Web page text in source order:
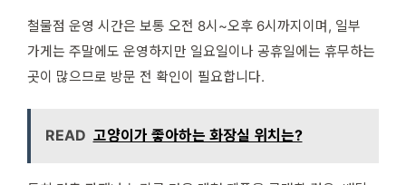
철물점 운영 시간은 보통 오전 8시~오후 6시까지이며, 일부
가게는 주말에도 운영하지만 일요일이나 공휴일에는 휴무하는
곳이 많으므로 방문 전 확인이 필요합니다.
READ 고양이가 좋아하는 화장실 위치는?